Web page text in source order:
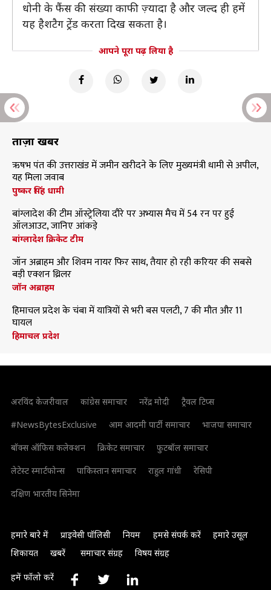
धोनी के फैंस की संख्या काफी ज़्यादा है और जल्द ही हमें
यह हैशटैग ट्रेंड करता दिख सकता है।
आपने पूरा पढ़ लिया है
ताज़ा खबरें
ऋषभ पंत की उत्तराखंड में जमीन खरीदने के लिए मुख्यमंत्री धामी से अपील,
यह मिला जवाब
पुष्कर सिंह धामी
बांग्लादेश की टीम ऑस्ट्रेलिया दौरे पर अभ्यास मैच में 54 रन पर हुई
ऑलआउट, जानिए आंकड़े
बांग्लादेश क्रिकेट टीम
जॉन अब्राहम और शिवम नायर फिर साथ, तैयार हो रही करियर की सबसे
बड़ी एक्शन थ्रिलर
जॉन अब्राहम
हिमाचल प्रदेश के चंबा में यात्रियों से भरी बस पलटी, 7 की मौत और 11
घायल
हिमाचल प्रदेश
अरविंद केजरीवाल कांग्रेस समाचार नरेंद्र मोदी
ट्रैवल टिप्स
#NewsBytesExclusive
आम आदमी पार्टी समाचार
भाजपा समाचार
बॉक्स ऑफिस कलेक्शन
क्रिकेट समाचार
फुटबॉल समाचार
लेटेस्ट स्मार्टफोन्स
पाकिस्तान समाचार राहुल गांधी
रेसिपी
दक्षिण भारतीय सिनेमा
हमारे बारे में प्राइवेसी पॉलिसी नियम हमसे संपर्क करें
हमारे उसूल
शिकायत
खबरें समाचार संग्रह विषय संग्रह
हमें फॉलो करें